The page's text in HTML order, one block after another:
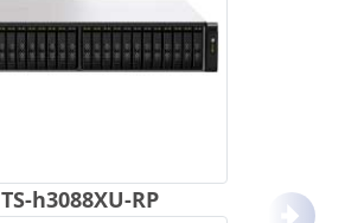
TS-h3088XU-RP